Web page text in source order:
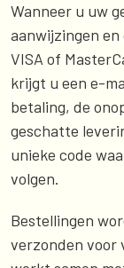
Wanneer u uw
aanwijzingen
VISA of
krijgt u een e-
betaling, de
geschatte
unieke code
volgen.
Bestellingen
verzonden voor